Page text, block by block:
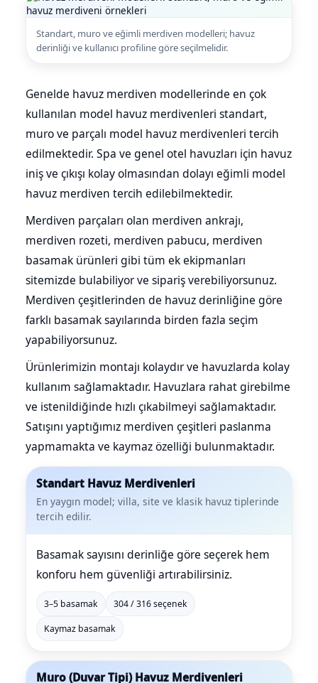
Standart, muro ve eğimli merdiven modelleri; havuz
derinliği ve kullanıcı profiline göre seçilmelidir.
Genelde havuz merdiven modellerinde en çok
kullanılan model havuz merdivenleri standart,
muro ve parçalı model havuz merdivenleri tercih
edilmektedir. Spa ve genel otel havuzları için havuz
iniş ve çıkışı kolay olmasından dolayı eğimli model
havuz merdiven tercih edilebilmektedir.
Merdiven parçaları olan merdiven ankrajı,
merdiven rozeti, merdiven pabucu, merdiven
basamak ürünleri gibi tüm ek ekipmanları
sitemizde bulabiliyor ve sipariş verebiliyorsunuz.
Merdiven çeşitlerinden de havuz derinliğine göre
farklı basamak sayılarında birden fazla seçim
yapabiliyorsunuz.
Ürünlerimizin montajı kolaydır ve havuzlarda kolay
kullanım sağlamaktadır. Havuzlara rahat girebilme
ve istenildiğinde hızlı çıkabilmeyi sağlamaktadır.
Satışını yaptığımız merdiven çeşitleri paslanma
yapmamakta ve kaymaz özelliği bulunmaktadır.
Standart Havuz Merdivenleri
En yaygın model; villa, site ve klasik havuz tiplerinde
tercih edilir.
Basamak sayısını derinliğe göre seçerek hem
konforu hem güvenliği artırabilirsiniz.
3–5 basamak 304 / 316 seçenek
Kaymaz basamak
Muro (Duvar Tipi) Havuz Merdivenleri